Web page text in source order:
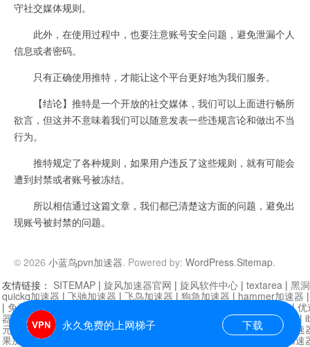
守社交媒体规则。
此外，在使用过程中，也要注意账号安全问题，避免泄漏个人
信息或者密码。
只有正确使用推特，才能让这个平台更好地为我们服务。
【结论】推特是一个开放的社交媒体，我们可以上面进行畅所
欲言，但这并不意味着我们可以随意发表一些违规言论和做出不当
行为。
推特规定了各种规则，如果用户违反了这些规则，就有可能会
遭到封禁或者账号被冻结。
所以相信通过这篇文章，我们都已清楚这方面的问题，避免出
现账号被封禁的问题。
© 2026 小蓝鸟pvn加速器. Powered by: WordPress.Sitemap.
永久免费的上网梯子 下载
友情链接： SITEMAP | 旋风加速器官网 | 旋风软件中心 | textarea | 黑
quickq加速器 | 飞驰加速器 | 飞鸟加速器 | 狗急加速器 | hammer加速器
| 免费vqn加速外网 迷雾通|优
器| 快柠檬加速器 |黑洞加速 |falemon 快橙加速器|anycast加速器 |
元机场加速器 |一元机场|老王加速器 | 白石山|
小牛加速
果加速器|黑洞加速
芒果加速